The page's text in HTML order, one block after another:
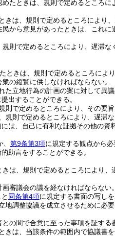
たときは、規則で定めるところ
きは、規則で定めるところにより
から意見があったときは、これ
則で定めるところにより、遅滞
ときは、規則で定めるところによ
の縦覧に供しなければならない。
た立地行為の計画の案に対して異
出することができる。
則で定めるところにより、その要
規則で定めるところにより、遅滞
は、自己に有利な証拠その他の資
第9条第3項に規定する観点から
助言をすることができる。
は、規則で定めるところにより、
審議会の議を経なければならない。
同条第4項に規定する書面の写し
地調整協議を成立させるために必
の間で合意に至った事項を証する
きは、当該条件の範囲内で協議書を